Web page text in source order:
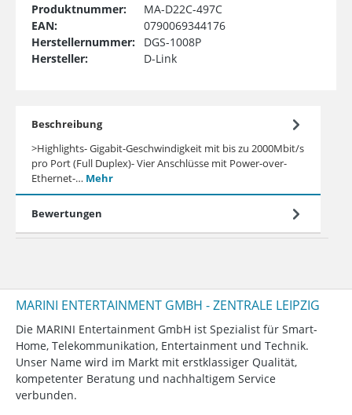
Produktnummer:
MA-D22C-497C
EAN:
0790069344176
Herstellernummer:
DGS-1008P
Hersteller:
D-Link
Beschreibung
>Highlights- Gigabit-Geschwindigkeit mit bis zu 2000Mbit/s
pro Port (Full Duplex)- Vier Anschlüsse mit Power-over-
Ethernet-… Mehr
Bewertungen
MARINI ENTERTAINMENT GMBH - ZENTRALE LEIPZIG
Die MARINI Entertainment GmbH ist Spezialist für Smart-
Home, Telekommunikation, Entertainment und Technik.
Unser Name wird im Markt mit erstklassiger Qualität,
kompetenter Beratung und nachhaltigem Service
verbunden.